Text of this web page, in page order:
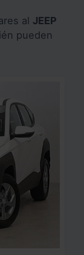
al JEEP
pueden